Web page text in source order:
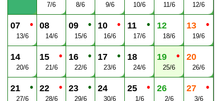
7/6 8/6 9/6 10/6 11/6 12/6
●
07
13/6
08
14/6
●
09
15/6
●
10
16/6
●
11
17/6
12
18/6
●
13
19/6
14
20/6
●
15
21/6
●
16
22/6
●
17
23/6
18
24/6
●
19
25/6
20
26/6
●
21
27/6
●
22
28/6
●
23
29/6
24
30/6
●
25
1/6
26
2/6
●
27
3/6